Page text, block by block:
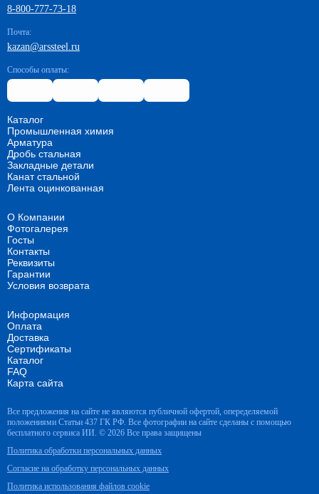
8-800-777-73-18
Почта:
kazan@arssteel.ru
Способы оплаты:
Каталог
Промышленная химия
Арматура
Дробь стальная
Закладные детали
Канат стальной
Лента оцинкованная
О Компании
Фотогалерея
Госты
Контакты
Реквизиты
Гарантии
Условия возврата
Информация
Оплата
Доставка
Сертификаты
Каталог
FAQ
Карта сайта
Все предложения на сайте не являются публичной офертой, опеределяемой
положениями Статьи 437 ГК РФ. Все фотографии на сайте сделаны с помощью
бесплатного сервиса ИИ. © 2026 Все права защищены
Политика обработки персональных данных
Согласие на обработку персональных данных
Политика использования файлов cookie